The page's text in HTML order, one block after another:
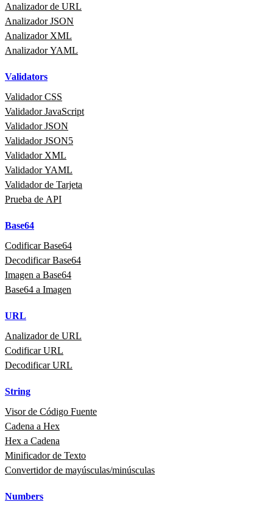
Analizador de URL
Analizador JSON
Analizador XML
Analizador YAML
Validators
Validador CSS
Validador JavaScript
Validador JSON
Validador JSON5
Validador XML
Validador YAML
Validador de Tarjeta
Prueba de API
Base64
Codificar Base64
Decodificar Base64
Imagen a Base64
Base64 a Imagen
URL
Analizador de URL
Codificar URL
Decodificar URL
String
Visor de Código Fuente
Cadena a Hex
Hex a Cadena
Minificador de Texto
Convertidor de mayúsculas/minúsculas
Numbers